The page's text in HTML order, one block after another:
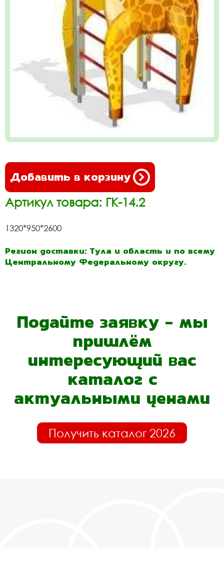
Добавить в корзину
Артикул товара: ГК-14.2
1320*950*2600
Регион доставки: Тула и область и по всему
Центральному Федеральному округу.
Подайте заявку - мы
пришлём
интересующий вас
каталог с
актуальными ценами
Получить каталог 2026